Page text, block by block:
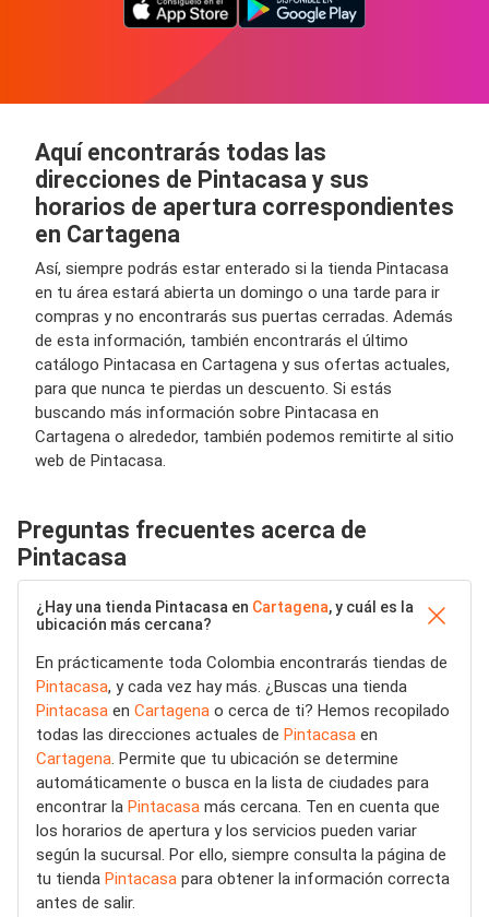
Aquí encontrarás todas las
direcciones de Pintacasa y sus
horarios de apertura correspondientes
en Cartagena
Así, siempre podrás estar enterado si la tienda Pintacasa
en tu área estará abierta un domingo o una tarde para ir
compras y no encontrarás sus puertas cerradas. Además
de esta información, también encontrarás el último
catálogo Pintacasa en Cartagena y sus ofertas actuales,
para que nunca te pierdas un descuento. Si estás
buscando más información sobre Pintacasa en
Cartagena o alrededor, también podemos remitirte al sitio
web de Pintacasa.
Preguntas frecuentes acerca de
Pintacasa
¿Hay una tienda Pintacasa en Cartagena, y cuál es la
ubicación más cercana?
En prácticamente toda Colombia encontrarás tiendas de
Pintacasa, y cada vez hay más. ¿Buscas una tienda
Pintacasa en Cartagena o cerca de ti? Hemos recopilado
todas las direcciones actuales de Pintacasa en
Cartagena. Permite que tu ubicación se determine
automáticamente o busca en la lista de ciudades para
encontrar la Pintacasa más cercana. Ten en cuenta que
los horarios de apertura y los servicios pueden variar
según la sucursal. Por ello, siempre consulta la página de
tu tienda Pintacasa para obtener la información correcta
antes de salir.